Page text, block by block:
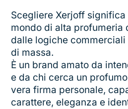
Scegliere Xerjoff significa
mondo di alta profumeria
dalle logiche
di massa.
È un brand amato da
e da chi cerca un
vera firma personale,
carattere, eleganza e